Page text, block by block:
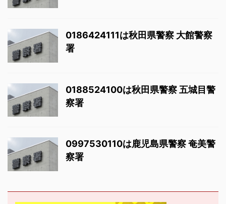
0186424111は秋田県警察 大館警察
署
0188524100は秋田県警察 五城目警
察署
0997530110は鹿児島県警察 奄美警
察署